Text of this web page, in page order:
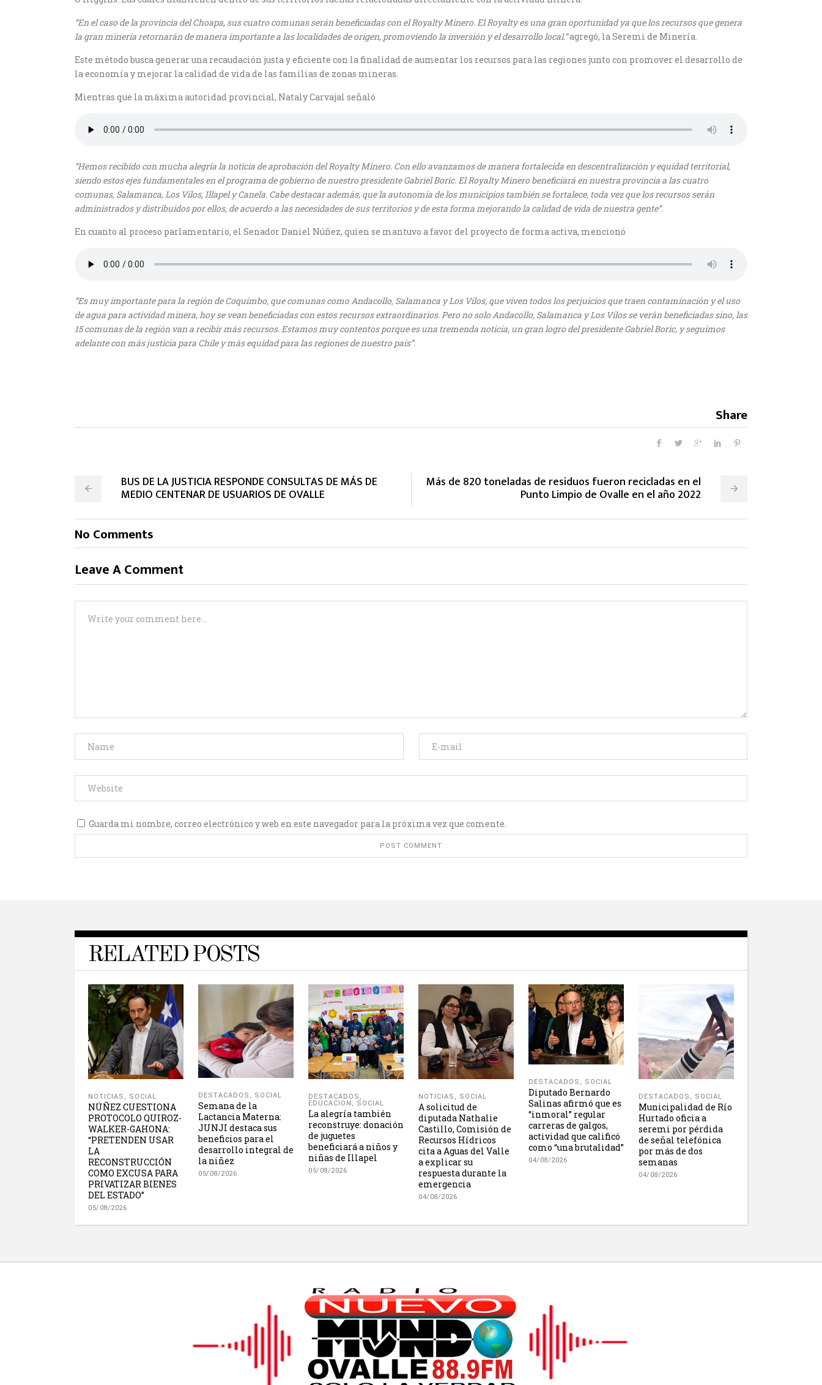
“En el caso de la provincia del Choapa, sus cuatro comunas serán beneficiadas con el Royalty Minero. El Royalty es una gran oportunidad ya que los recursos que genera
la gran minería retornarán de manera importante a las localidades de origen, promoviendo la inversión y el desarrollo local.”agregó, la Seremi de Minería.
Este método busca generar una recaudación justa y eficiente con la finalidad de aumentar los recursos para las regiones junto con promover el desarrollo de
la economía y mejorar la calidad de vida de las familias de zonas mineras.
Mientras que la máxima autoridad provincial, Nataly Carvajal señaló
“Hemos recibido con mucha alegría la noticia de aprobación del Royalty Minero. Con ello avanzamos de manera fortalecida en descentralización y equidad territorial,
siendo estos ejes fundamentales en el programa de gobierno de nuestro presidente Gabriel Boric. El Royalty Minero beneficiará en nuestra provincia a las cuatro
comunas, Salamanca, Los Vilos, Illapel y Canela. Cabe destacar además, que la autonomía de los municipios también se fortalece, toda vez que los recursos serán
administrados y distribuidos por ellos, de acuerdo a las necesidades de sus territorios y de esta forma mejorando la calidad de vida de nuestra gente”.
En cuanto al proceso parlamentario, el Senador Daniel Núñez, quien se mantuvo a favor del proyecto de forma activa, mencionó
“Es muy importante para la región de Coquimbo, que comunas como Andacollo, Salamanca y Los Vilos, que viven todos los perjuicios que traen contaminación y el uso
de agua para actividad minera, hoy se vean beneficiadas con estos recursos extraordinarios. Pero no solo Andacollo, Salamanca y Los Vilos se verán beneficiadas sino, las
15 comunas de la región van a recibir más recursos. Estamos muy contentos porque es una tremenda noticia, un gran logro del presidente Gabriel Boric, y seguimos
adelante con más justicia para Chile y más equidad para las regiones de nuestro país”.
Share
BUS DE LA JUSTICIA RESPONDE CONSULTAS DE MÁS DE
MEDIO CENTENAR DE USUARIOS DE OVALLE
Más de 820 toneladas de residuos fueron recicladas en el
Punto Limpio de Ovalle en el año 2022
No Comments
Leave A Comment
Guarda mi nombre, correo electrónico y web en este navegador para la próxima vez que comente.
RELATED POSTS
NOTICIAS , SOCIAL
NÚÑEZ CUESTIONA
PROTOCOLO QUIROZ-
WALKER-GAHONA:
“PRETENDEN USAR
LA
RECONSTRUCCIÓN
COMO EXCUSA PARA
PRIVATIZAR BIENES
DEL ESTADO”
05/08/2026
DESTACADOS , SOCIAL
Semana de la
Lactancia Materna:
JUNJI destaca sus
beneficios para el
desarrollo integral de
la niñez
05/08/2026
DESTACADOS ,
EDUCACION , SOCIAL
La alegría también
reconstruye: donación
de juguetes
beneficiará a niños y
niñas de Illapel
05/08/2026
NOTICIAS , SOCIAL
A solicitud de
diputada Nathalie
Castillo, Comisión de
Recursos Hídricos
cita a Aguas del Valle
a explicar su
respuesta durante la
emergencia
04/08/2026
DESTACADOS , SOCIAL
Diputado Bernardo
Salinas afirmó que es
“inmoral” regular
carreras de galgos,
actividad que calificó
como “una brutalidad”
04/08/2026
DESTACADOS , SOCIAL
Municipalidad de Río
Hurtado oficia a
seremi por pérdida
de señal telefónica
por más de dos
semanas
04/08/2026